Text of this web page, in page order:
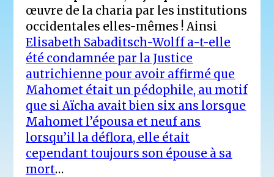
œuvre de la charia par les institutions
occidentales elles-mêmes ! Ainsi
Elisabeth Sabaditsch-Wolff a-t-elle
été condamnée par la Justice
autrichienne pour avoir affirmé que
Mahomet était un pédophile, au motif
que si Aïcha avait bien six ans lorsque
Mahomet l’épousa et neuf ans
lorsqu’il la déflora, elle était
cependant toujours son épouse à sa
mort…